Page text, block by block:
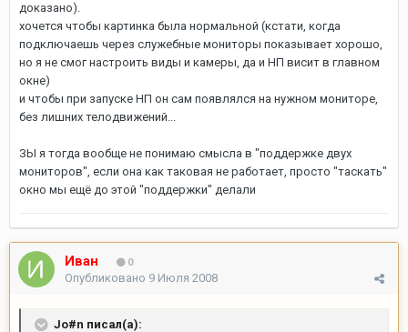
доказано).
хочется чтобы картинка была нормальной (кстати, когда
подключаешь через служебные мониторы показывает хорошо,
но я не смог настроить виды и камеры, да и НП висит в главном
окне)
и чтобы при запуске НП он сам появлялся на нужном мониторе,
без лишних телодвижений...
ЗЫ я тогда вообще не понимаю смысла в "поддержке двух
мониторов", если она как таковая не работает, просто "таскать"
окно мы ещё до этой "поддержки" делали
Иван 0
Опубликовано 9 Июля 2008
Jo#n писал(а):